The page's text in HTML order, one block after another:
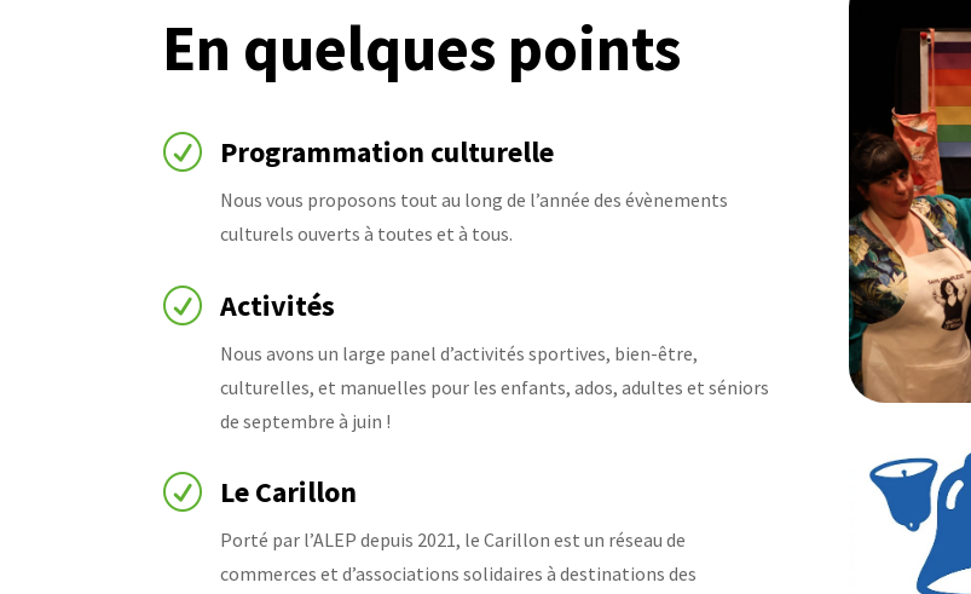
En quelques points
R Programmation culturelle
Nous vous proposons tout au long de l’année des évènements
culturels ouverts à toutes et à tous.
R Activités
Nous avons un large panel d’activités sportives, bien-être,
culturelles, et manuelles pour les enfants, ados, adultes et séniors
de septembre à juin !
R Le Carillon
Porté par l’ALEP depuis 2021, le Carillon est un réseau de
commerces et d’associations solidaires à destinations des